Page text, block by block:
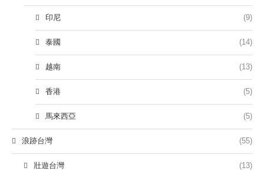
印尼 (9)
泰國 (14)
越南 (13)
香港 (5)
馬來西亞 (5)
浪跡台灣 (55)
壯遊台灣 (13)